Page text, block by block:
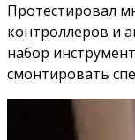
Протестировал
контроллеров и
набор
смонтировать